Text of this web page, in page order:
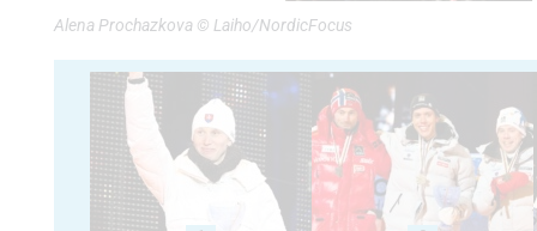
Alena Prochazkova © Laiho/NordicFocus